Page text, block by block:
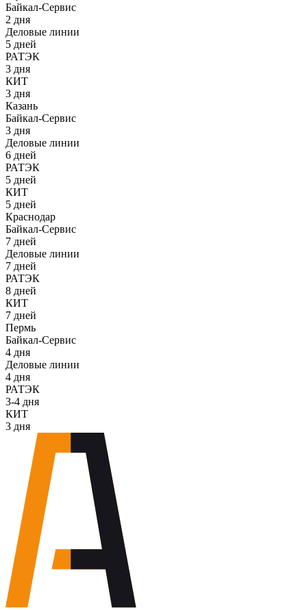
Байкал-Сервис
2 дня
Деловые линии
5 дней
РАТЭК
3 дня
КИТ
3 дня
Казань
Байкал-Сервис
3 дня
Деловые линии
6 дней
РАТЭК
5 дней
КИТ
5 дней
Краснодар
Байкал-Сервис
7 дней
Деловые линии
7 дней
РАТЭК
8 дней
КИТ
7 дней
Пермь
Байкал-Сервис
4 дня
Деловые линии
4 дня
РАТЭК
3-4 дня
КИТ
3 дня